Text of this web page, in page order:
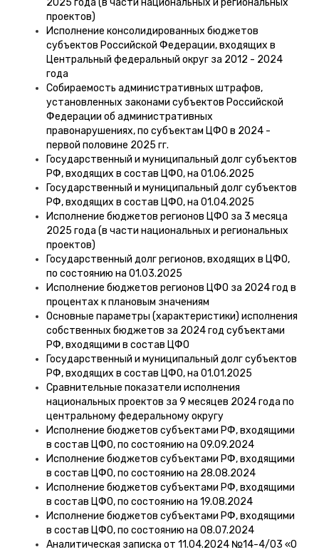
2025 года (в части национальных и региональных
проектов)
Исполнение консолидированных бюджетов
субъектов Российской Федерации, входящих в
Центральный федеральный округ за 2012 - 2024
года
Собираемость административных штрафов,
установленных законами субъектов Российской
Федерации об административных
правонарушениях, по субъектам ЦФО в 2024 -
первой половине 2025 гг.
Государственный и муниципальный долг субъектов
РФ, входящих в состав ЦФО, на 01.06.2025
Государственный и муниципальный долг субъектов
РФ, входящих в состав ЦФО, на 01.04.2025
Исполнение бюджетов регионов ЦФО за 3 месяца
2025 года (в части национальных и региональных
проектов)
Государственный долг регионов, входящих в ЦФО,
по состоянию на 01.03.2025
Исполнение бюджетов регионов ЦФО за 2024 год в
процентах к плановым значениям
Основные параметры (характеристики) исполнения
собственных бюджетов за 2024 год субъектами
РФ, входящими в состав ЦФО
Государственный и муниципальный долг субъектов
РФ, входящих в состав ЦФО, на 01.01.2025
Сравнительные показатели исполнения
национальных проектов за 9 месяцев 2024 года по
центральному федеральному округу
Исполнение бюджетов субъектами РФ, входящими
в состав ЦФО, по состоянию на 09.09.2024
Исполнение бюджетов субъектами РФ, входящими
в состав ЦФО, по состоянию на 28.08.2024
Исполнение бюджетов субъектами РФ, входящими
в состав ЦФО, по состоянию на 19.08.2024
Исполнение бюджетов субъектами РФ, входящими
в состав ЦФО, по состоянию на 08.07.2024
Аналитическая записка от 11.04.2024 №14-4/03 «О